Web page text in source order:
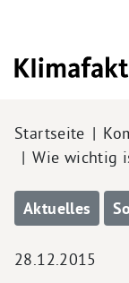
Startseite
Wie wichtig
Aktuelles
28.12.2015